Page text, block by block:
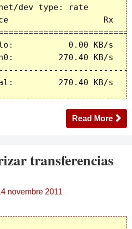
dev type: rate
Rx
0.00 KB/s
270.40 KB/s
Read More
transferencias
novembre 2011